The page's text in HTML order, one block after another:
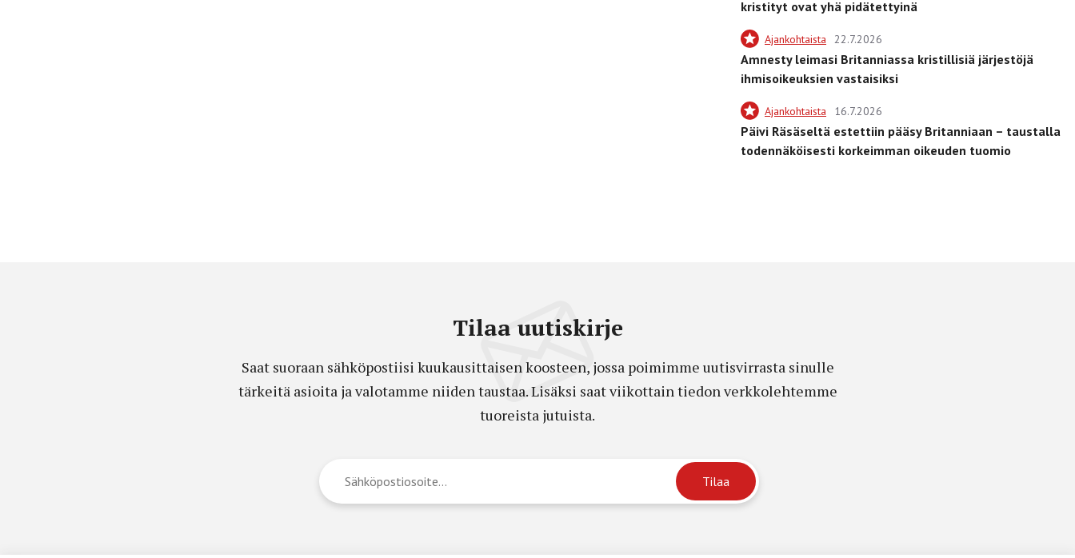
kristityt ovat yhä pidätettyinä
Ajankohtaista 22.7.2026
Amnesty leimasi Britanniassa kristillisiä järjestöjä
ihmisoikeuksien vastaisiksi
Ajankohtaista 16.7.2026
Päivi Räsäseltä estettiin pääsy Britanniaan – taustalla
todennäköisesti korkeimman oikeuden tuomio
Tilaa uutiskirje
Saat suoraan sähköpostiisi kuukausittaisen koosteen, jossa poimimme uutisvirrasta sinulle
tärkeitä asioita ja valotamme niiden taustaa. Lisäksi saat viikottain tiedon verkkolehtemme
tuoreista jutuista.